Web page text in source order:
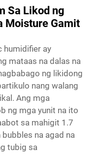
Sa Likod ng
Moisture Gamit
humidifier ay
mataas na dalas na
ng likidong
nang walang
Ang mga
ng mga yunit na ito
sa mahigit 1.7
na agad na
tubig sa